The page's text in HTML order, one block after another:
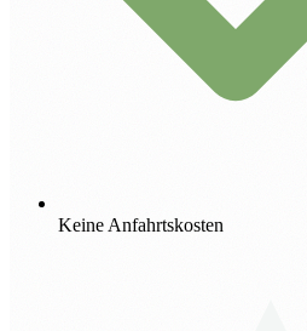
Keine Anfahrtskosten